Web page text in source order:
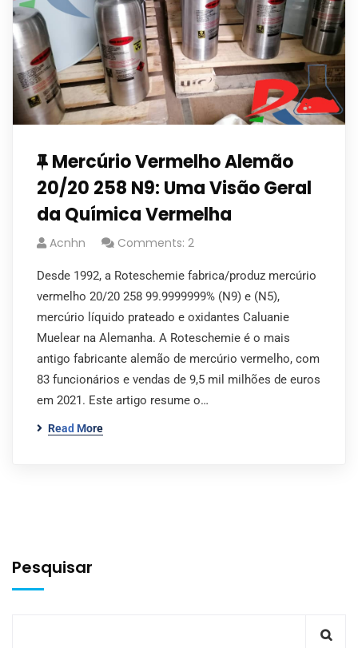
Mercúrio Vermelho Alemão
20/20 258 N9: Uma Visão Geral
da Química Vermelha
Acnhn Comments: 2
Desde 1992, a Roteschemie fabrica/produz mercúrio
vermelho 20/20 258 99.9999999% (N9) e (N5),
mercúrio líquido prateado e oxidantes Caluanie
Muelear na Alemanha. A Roteschemie é o mais
antigo fabricante alemão de mercúrio vermelho, com
83 funcionários e vendas de 9,5 mil milhões de euros
em 2021. Este artigo resume o…
Read More
Pesquisar